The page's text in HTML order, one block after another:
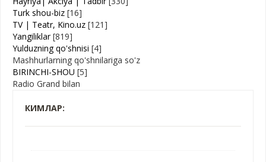
Turk shou-biz [16]
TV | Teatr, Kino.uz [121]
Yangiliklar [819]
Yulduzning qo'shnisi [4]
Mashhurlarning qo'shnilariga so'z
BIRINCHI-SHOU [5]
Radio Grand bilan
КИМЛАР: